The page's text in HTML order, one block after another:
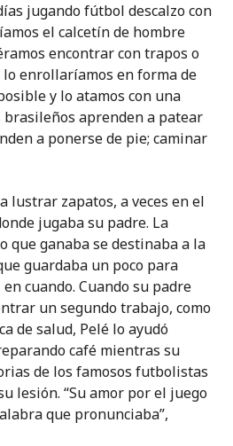
jugando fútbol descalzo con
el calcetín de hombre
encontrar con trapos o
enrollaríamos en forma de
y lo atamos con una
brasileños aprenden a patear
a ponerse de pie; caminar
lustrar zapatos, a veces en el
jugaba su padre. La
que ganaba se destinaba a la
guardaba un poco para
cuando. Cuando su padre
un segundo trabajo, como
de salud, Pelé lo ayudó
café mientras su
de los famosos futbolistas
lesión. “Su amor por el juego
que pronunciaba”,